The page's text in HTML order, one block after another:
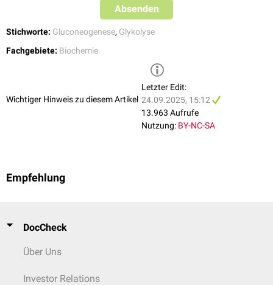
Phosphofructokinase-1, und somit der Glykolyse. Aktiviert wird die
Absenden
Stichworte: Gluconeogenese, Glykolyse
Fachgebiete: Biochemie
Wichtiger Hinweis zu diesem Artikel
Letzter Edit:
24.09.2025, 15:12
13.963 Aufrufe
Nutzung: BY-NC-SA
Empfehlung
DocCheck
Über Uns
Investor Relations